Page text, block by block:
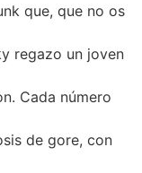
que, que no os
regazo un joven
Cada número
de gore, con